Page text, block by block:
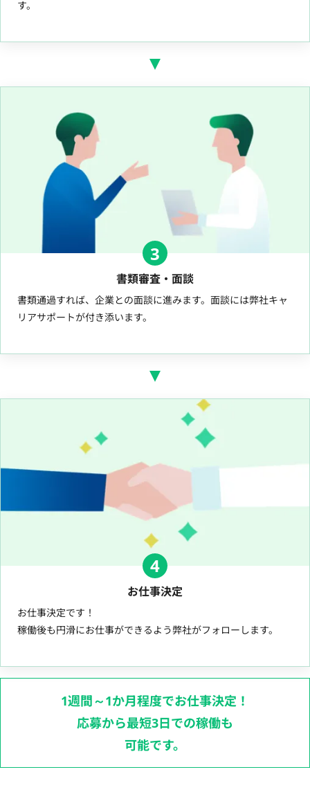
す。
3
書類審査・面談
書類通過すれば、企業との面談に進みます。面談には弊社キャ
リアサポートが付き添います。
4
お仕事決定
お仕事決定です！
稼働後も円滑にお仕事ができるよう弊社がフォローします。
1週間～1か月程度でお仕事決定！
応募から最短3日での稼働も
可能です。